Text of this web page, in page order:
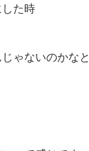
た時
ゃないのかなと